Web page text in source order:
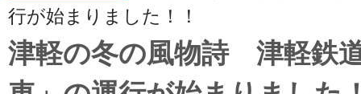
行が始まりました！！
津軽の冬の風物詩 津軽鉄